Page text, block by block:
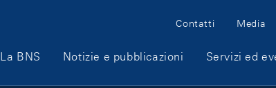
Meta Navigation
Contatti Media
Main Navigation
La BNS Notizie e pubblicazioni Servizi ed